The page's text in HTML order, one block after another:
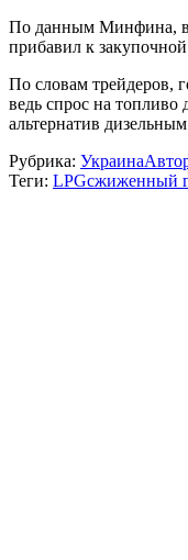
По данным Минфина, в
прибавил к
По словам трейдеров,
ведь спрос на топливо
альтернатив
Рубрика: Украина
Теги: LPGсжиженный